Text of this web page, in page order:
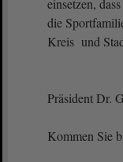
einsetzen,
die
Kreis und
Präsident Dr.
Kommen Sie